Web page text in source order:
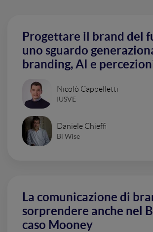
Progettare il brand del
uno sguardo
branding, AI e
Nicolò Cappelletti
IUSVE
Daniele Chieffi
Bi Wise
La comunicazione di
sorprendere anche nel
caso Mooney